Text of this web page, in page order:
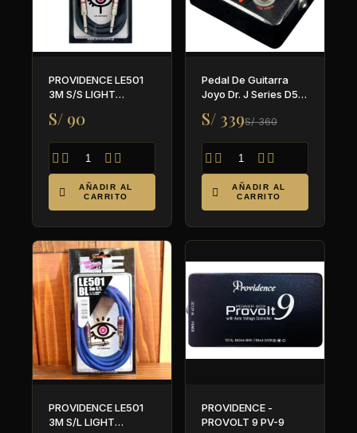
PROVIDENCE LE501
3M S/S LIGHT
PARA GUITARRA Y
S/ 90
   

AÑADIR AL
CARRITO
Pedal De Guitarra
Joyo Dr. J Series D51
S/ 339S/ 360
   

AÑADIR AL
CARRITO
PROVIDENCE LE501
3M S/L LIGHT
PROVIDENCE -
PROVOLT 9 PV-9